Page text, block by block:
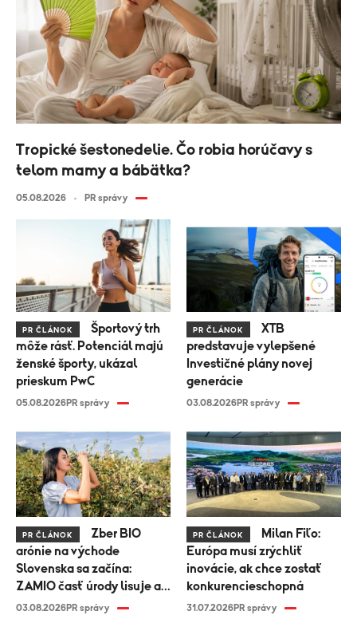
Tropické šestonedelie. Čo robia horúčavy s
telom mamy a bábätka?
05.08.2026 PR správy
PR ČLÁNOK
môže rásť. Potenciál majú
ženské športy, ukázal
prieskum PwC
05.08.2026PR správy
PR ČLÁNOK
predstavuje vylepšené
Investičné plány novej
generácie
03.08.2026PR správy
PR ČLÁNOK
arónie na východe
Slovenska sa začína:
ZAMIO časť úrody lisuje a
časť zamrazuje na
03.08.2026PR správy
PR ČLÁNOK
Európa musí zrýchliť
inovácie, ak chce zostať
konkurencieschopná
31.07.2026PR správy